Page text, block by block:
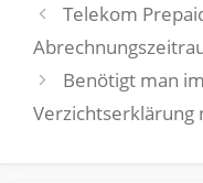
Telekom
Benötigt man
Verzichtserklärung